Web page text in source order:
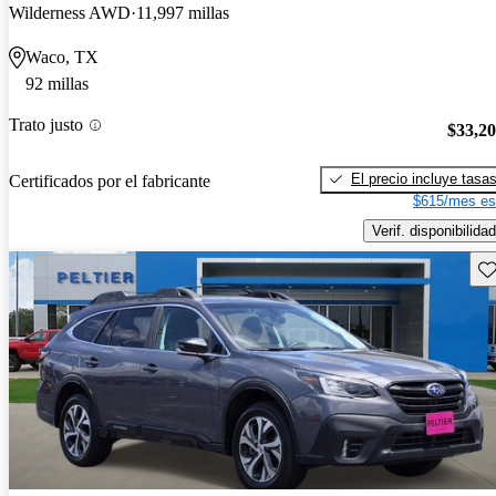
Wilderness AWD 11,997 millas
Waco, TX
92 millas
Trato justo
Certificados por el fabricante
El precio incluye tasas
$615/mes
Verif. disponibilidad